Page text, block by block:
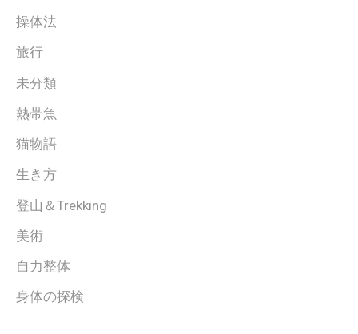
操体法
旅行
未分類
熱帯魚
猫物語
生き方
登山＆Trekking
美術
自力整体
身体の探検